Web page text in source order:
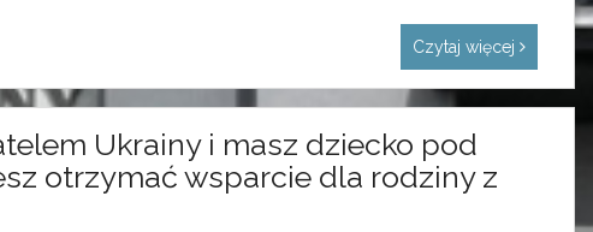
Czytaj więcej
Ukrainy i masz dziecko pod
otrzymać wsparcie dla rodziny z